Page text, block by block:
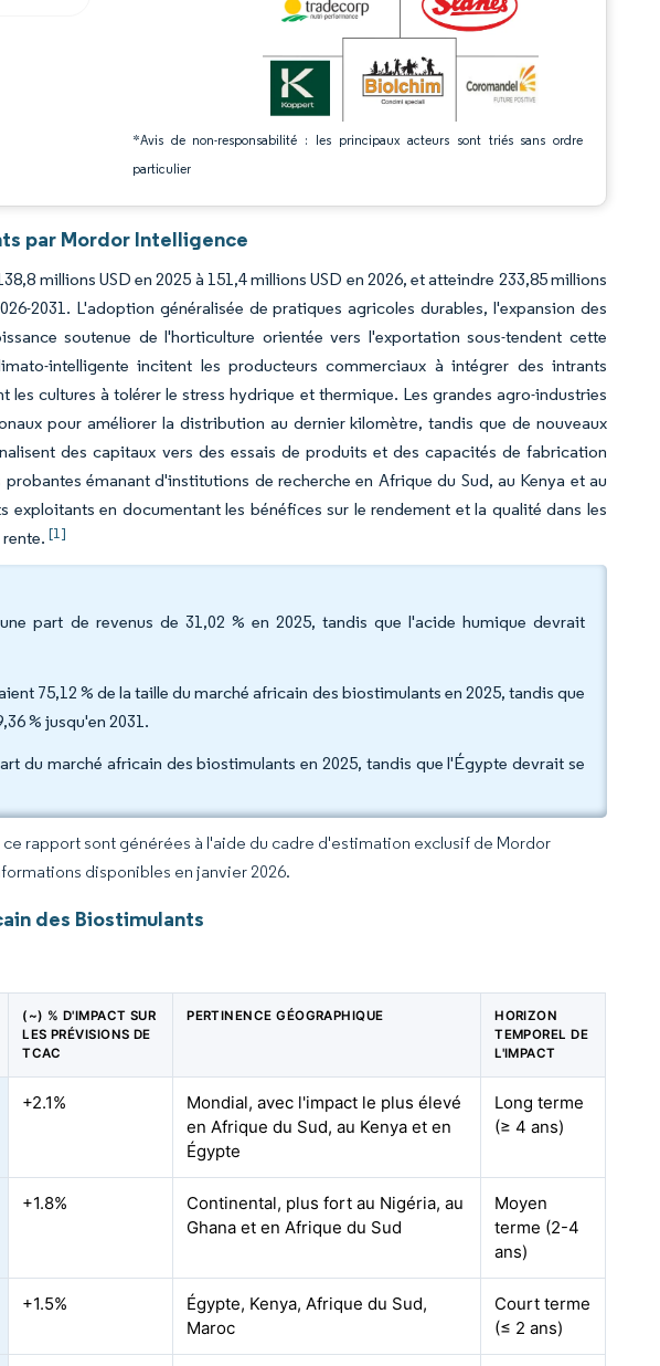
*Avis de non-responsabilité : les principaux acteurs sont triés sans ordre
particulier
par Mordor Intelligence
millions USD en 2025 à 151,4 millions USD en 2026, et atteindre 233,85 millions
2031. L'adoption généralisée de pratiques agricoles durables, l'expansion des
soutenue de l'horticulture orientée vers l'exportation sous-tendent cette
intelligente incitent les producteurs commerciaux à intégrer des intrants
cultures à tolérer le stress hydrique et thermique. Les grandes agro-industries
pour améliorer la distribution au dernier kilomètre, tandis que de nouveaux
des capitaux vers des essais de produits et des capacités de fabrication
émanant d'institutions de recherche en Afrique du Sud, au Kenya et au
en documentant les bénéfices sur le rendement et la qualité dans les
rente.[1]
part de revenus de 31,02 % en 2025, tandis que l'acide humique devrait
75,12 % de la taille du marché africain des biostimulants en 2025, tandis que
% jusqu'en 2031.
du marché africain des biostimulants en 2025, tandis que l'Égypte devrait se
rapport sont générées à l'aide du cadre d'estimation exclusif de Mordor
disponibles en janvier 2026.
des Biostimulants
(~) % D'IMPACT SUR
LES PRÉVISIONS DE
TCAC
PERTINENCE GÉOGRAPHIQUE
HORIZON
TEMPOREL DE
L'IMPACT
+2.1%
Mondial, avec l'impact le plus élevé
en Afrique du Sud, au Kenya et en
Égypte
Long terme
(≥ 4 ans)
+1.8%
Continental, plus fort au Nigéria, au
Ghana et en Afrique du Sud
Moyen
terme (2-4
ans)
+1.5%
Égypte, Kenya, Afrique du Sud,
Maroc
Court terme
(≤ 2 ans)